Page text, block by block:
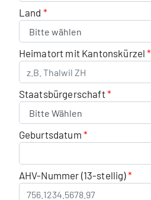
Land
Heimatort mit Kantonskürzel
Staatsbürgerschaft
Geburtsdatum
AHV-Nummer (13-stellig)